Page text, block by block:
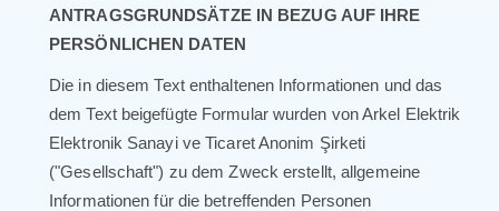
ANTRAGSGRUNDSÄTZE IN BEZUG AUF IHRE
PERSÖNLICHEN DATEN
Die in diesem Text enthaltenen Informationen und das
dem Text beigefügte Formular wurden von Arkel Elektrik
Elektronik Sanayi ve Ticaret Anonim Şirketi
("Gesellschaft") zu dem Zweck erstellt, allgemeine
Informationen für die betreffenden Personen